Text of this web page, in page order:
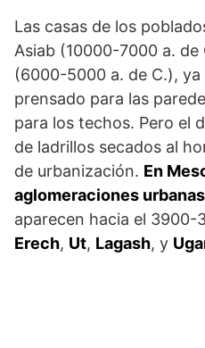
Las casas de los
Asiab (10000-7000 a. de
(6000-5000 a. de C.),
prensado para las
para los techos. Pero el
de ladrillos secados al
de urbanización. En
aglomeraciones urbanas
aparecen hacia el 3900-
Erech, Ut, Lagash, y